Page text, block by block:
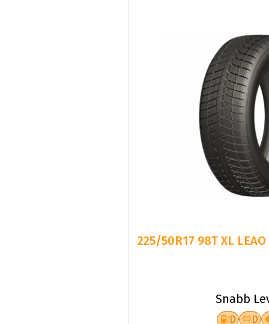
225/50R17 98T XL LEAO
Snabb
D D